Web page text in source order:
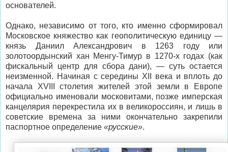
основателей.
Однако, независимо от того, кто именно сформировал
Московское княжество как геополитическую единицу —
князь Даниил Александрович в 1263 году или
золотоордынский хан Менгу-Тимур в 1270-х годах (как
фискальный центр для сбора дани), — суть остается
неизменной. Начиная с середины XII века и вплоть до
начала XVIII столетия жителей этой земли в Европе
официально именовали московитами, позже имперская
канцелярия перекрестила их в великороссиян, и лишь в
советские времена за ними окончательно закрепили
паспортное определение «русские».